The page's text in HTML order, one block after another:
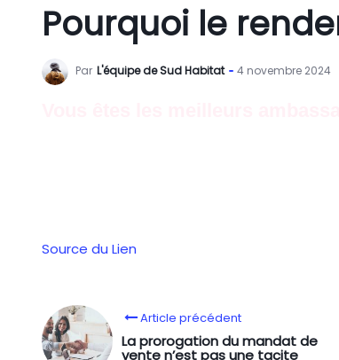
Pourquoi le
Par L'équipe de Sud Habitat 4 novembre 2024
Source du Lien
Article précédent
La prorogation du mandat de
vente n’est pas une tacite